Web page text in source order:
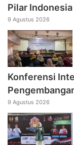
Pilar
9 Agustus 2026
Konferensi
9 Agustus 2026